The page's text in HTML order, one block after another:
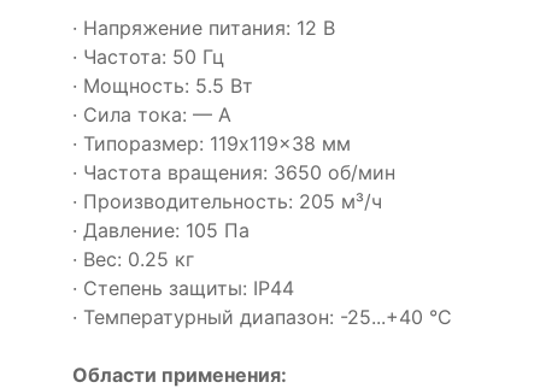
· Напряжение питания: 12 В
· Частота: 50 Гц
· Мощность: 5.5 Вт
· Сила тока: — А
· Типоразмер: 119x119x38 мм
· Частота вращения: 3650 об/мин
· Производительность: 205 м³/ч
· Давление: 105 Па
· Вес: 0.25 кг
· Степень защиты: IP44
· Температурный диапазон: -25...+40 °C
Области применения: